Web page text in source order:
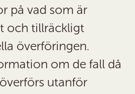
på vad som är
och tillräckligt
överföringen.
om de fall då
utanför